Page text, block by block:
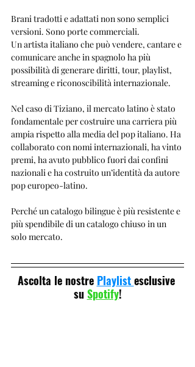
Brani tradotti e adattati non sono semplici
versioni. Sono porte commerciali.
Un artista italiano che può vendere, cantare e
comunicare anche in spagnolo ha più
possibilità di generare diritti, tour, playlist,
streaming e riconoscibilità internazionale.
Nel caso di Tiziano, il mercato latino è stato
fondamentale per costruire una carriera più
ampia rispetto alla media del pop italiano. Ha
collaborato con nomi internazionali, ha vinto
premi, ha avuto pubblico fuori dai confini
nazionali e ha costruito un’identità da autore
pop europeo-latino.
Perché un catalogo bilingue è più resistente e
più spendibile di un catalogo chiuso in un
solo mercato.
Ascolta le nostre Playlist esclusive
su Spotify!